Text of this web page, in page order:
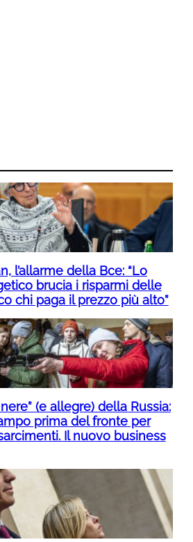
l’allarme della Bce: “Lo
brucia i risparmi delle
chi paga il prezzo più alto”
(e allegre) della Russia:
prima del fronte per
Il nuovo business